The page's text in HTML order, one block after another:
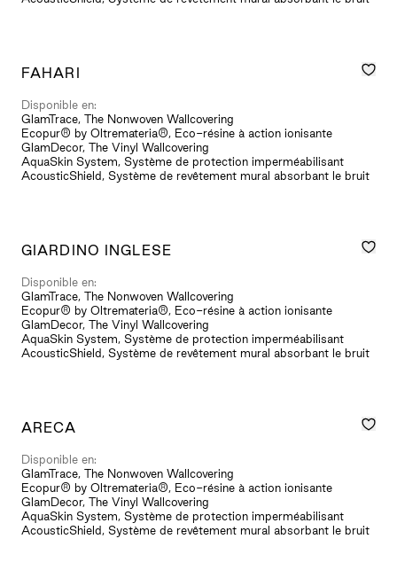
FAHARI
Disponible en:
GlamTrace, The Nonwoven Wallcovering
Ecopur® by Oltremateria®, Eco-résine à action ionisante
GlamDecor, The Vinyl Wallcovering
AquaSkin System, Système de protection imperméabilisant
AcousticShield, Système de revêtement mural absorbant le bruit
GIARDINO INGLESE
Disponible en:
GlamTrace, The Nonwoven Wallcovering
Ecopur® by Oltremateria®, Eco-résine à action ionisante
GlamDecor, The Vinyl Wallcovering
AquaSkin System, Système de protection imperméabilisant
AcousticShield, Système de revêtement mural absorbant le bruit
ARECA
Disponible en:
GlamTrace, The Nonwoven Wallcovering
Ecopur® by Oltremateria®, Eco-résine à action ionisante
GlamDecor, The Vinyl Wallcovering
AquaSkin System, Système de protection imperméabilisant
AcousticShield, Système de revêtement mural absorbant le bruit